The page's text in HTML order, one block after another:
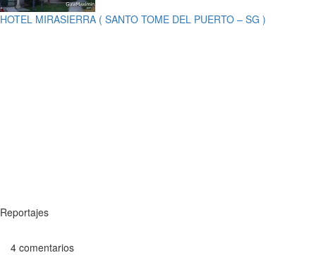
HOTEL MIRASIERRA ( SANTO TOME DEL PUERTO – SG )
Reportajes
4 comentarios